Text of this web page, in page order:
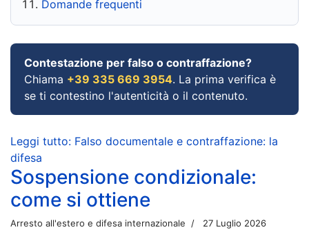
Domande frequenti
Contestazione per falso o contraffazione?
Chiama +39 335 669 3954. La prima verifica è
se ti contestino l'autenticità o il contenuto.
Leggi tutto: Falso documentale e contraffazione: la
difesa
Sospensione condizionale:
come si ottiene
Arresto all'estero e difesa internazionale 27 Luglio 2026